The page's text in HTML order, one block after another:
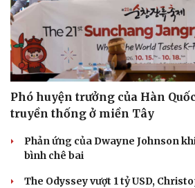
Nhi khoa
Nam khoa
Làm đẹp - giảm cân
Phòng mạch online
Ăn sạch sống khỏe
Phó huyện trưởng của Hàn
truyền thống ở miền Tây
Phản ứng của Dwayne Johnson
bình chê bai
The Odyssey vượt 1 tỷ USD,